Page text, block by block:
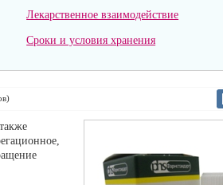
Лекарственное взаимодействие
Сроки и условия хранения